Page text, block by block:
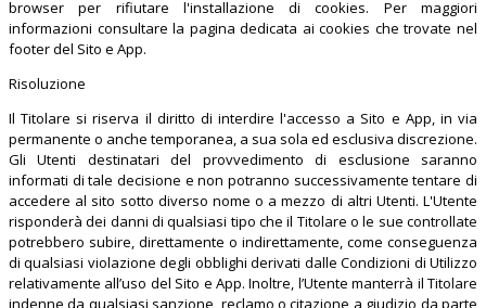
browser per rifiutare l'installazione di cookies. Per maggiori
informazioni consultare la pagina dedicata ai cookies che trovate nel
footer del Sito e App.
Risoluzione
Il Titolare si riserva il diritto di interdire l'accesso a Sito e App, in via
permanente o anche temporanea, a sua sola ed esclusiva discrezione.
Gli Utenti destinatari del provvedimento di esclusione saranno
informati di tale decisione e non potranno successivamente tentare di
accedere al sito sotto diverso nome o a mezzo di altri Utenti. L'Utente
risponderà dei danni di qualsiasi tipo che il Titolare o le sue controllate
potrebbero subire, direttamente o indirettamente, come conseguenza
di qualsiasi violazione degli obblighi derivati dalle Condizioni di Utilizzo
relativamente all’uso del Sito e App. Inoltre, l’Utente manterrà il Titolare
indenne da qualsiasi sanzione, reclamo o citazione a giudizio da parte